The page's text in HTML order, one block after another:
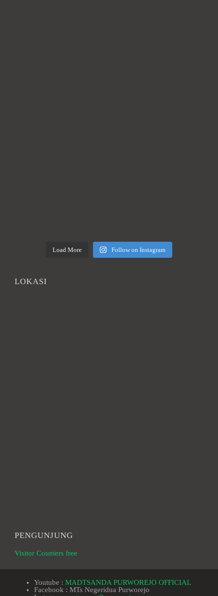
Load More Follow on Instagram
LOKASI
PENGUNJUNG
Visitor Counters free
Youtube : MADTSANDA PURWOREJO OFFICIAL
Facebook : MTs Negeridua Purworejo